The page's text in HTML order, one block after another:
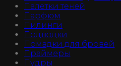
Палетки теней
Парфюм
Пилинги
Подводки
Помадки для бровей
Праймеры
Пудры